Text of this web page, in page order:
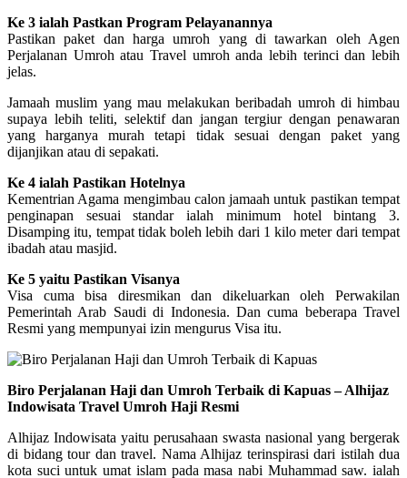
Ke 3 ialah Pastkan Program Pelayanannya
Pastikan paket dan harga umroh yang di tawarkan oleh Agen
Perjalanan Umroh atau Travel umroh anda lebih terinci dan lebih
jelas.
Jamaah muslim yang mau melakukan beribadah umroh di himbau
supaya lebih teliti, selektif dan jangan tergiur dengan penawaran
yang harganya murah tetapi tidak sesuai dengan paket yang
dijanjikan atau di sepakati.
Ke 4 ialah Pastikan Hotelnya
Kementrian Agama mengimbau calon jamaah untuk pastikan tempat
penginapan sesuai standar ialah minimum hotel bintang 3.
Disamping itu, tempat tidak boleh lebih dari 1 kilo meter dari tempat
ibadah atau masjid.
Ke 5 yaitu Pastikan Visanya
Visa cuma bisa diresmikan dan dikeluarkan oleh Perwakilan
Pemerintah Arab Saudi di Indonesia. Dan cuma beberapa Travel
Resmi yang mempunyai izin mengurus Visa itu.
Biro Perjalanan Haji dan Umroh Terbaik di Kapuas – Alhijaz
Indowisata Travel Umroh Haji Resmi
Alhijaz Indowisata yaitu perusahaan swasta nasional yang bergerak
di bidang tour dan travel. Nama Alhijaz terinspirasi dari istilah dua
kota suci untuk umat islam pada masa nabi Muhammad saw. ialah